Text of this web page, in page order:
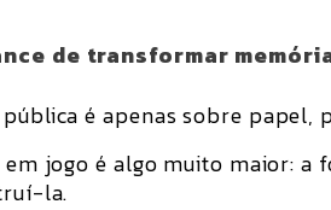
de transformar
é apenas sobre papel,
em jogo é algo muito maior:
la.